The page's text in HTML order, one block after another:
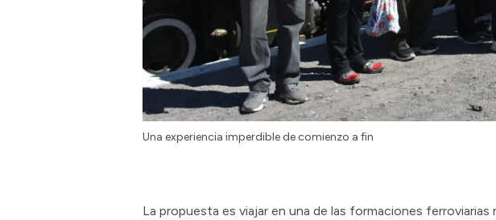
Una experiencia imperdible de comienzo a fin
La propuesta es viajar en una de las formaciones